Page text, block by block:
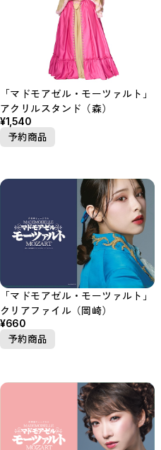
「マドモアゼル・モーツァルト」
アクリルスタンド（森）
¥1,540
予約商品
「マドモアゼル・モーツァルト」
クリアファイル（岡崎）
¥660
予約商品